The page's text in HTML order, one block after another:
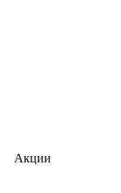
Акции